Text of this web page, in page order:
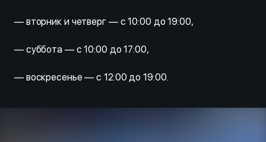
— вторник и четверг — с 10:00 до 19:00,
— суббота — с 10:00 до 17:00,
— воскресенье — с 12:00 до 19:00.